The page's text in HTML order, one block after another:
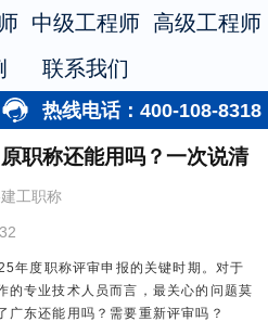
中级工程师 高级工程师
联系我们
热线电话：400-108-8318
职称还能用吗？一次说清
工职称
年度职称评审申报的关键时期。对于
的专业技术人员而言，最关心的问题莫
广东还能用吗？需要重新评审吗？